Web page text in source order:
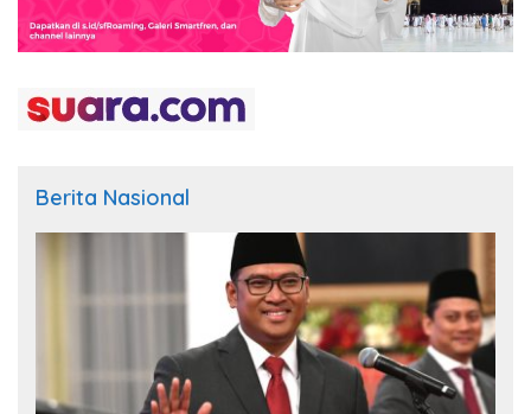
Berita Nasional